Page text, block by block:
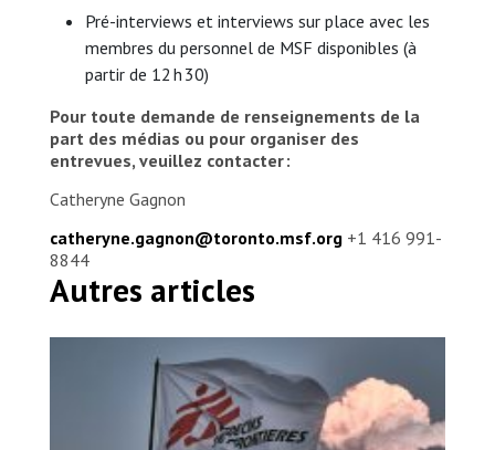
Pré-interviews et interviews sur place avec les
membres du personnel de MSF disponibles (à
partir de 12 h 30)
Pour toute demande de renseignements de la
part des médias ou pour organiser des
entrevues, veuillez contacter :
Catheryne Gagnon
catheryne.gagnon@toronto.msf.org +1 416 991-
8844
Autres articles